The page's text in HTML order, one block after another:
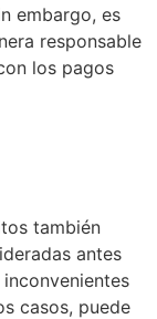
embargo, es
responsable
los pagos
también
antes
casos, puede